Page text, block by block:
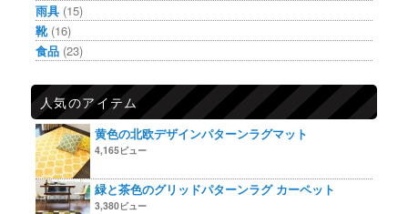
雨具 (15)
靴(16)
食品 (23)
人気のアイテム
黄色の北欧デザインパターンラグマット
4,165ビュー
緑と茶色のグリッドパターンラグ カーペット
3,380ビュー